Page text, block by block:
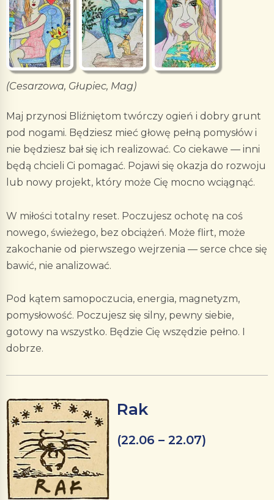
(Cesarzowa, Głupiec, Mag)
Maj przynosi Bliźniętom twórczy ogień i dobry grunt
pod nogami. Będziesz mieć głowę pełną pomysłów i
nie będziesz bał się ich realizować. Co ciekawe — inni
będą chcieli Ci pomagać. Pojawi się okazja do rozwoju
lub nowy projekt, który może Cię mocno wciągnąć.
W miłości totalny reset. Poczujesz ochotę na coś
nowego, świeżego, bez obciążeń. Może flirt, może
zakochanie od pierwszego wejrzenia — serce chce się
bawić, nie analizować.
Pod kątem samopoczucia, energia, magnetyzm,
pomysłowość. Poczujesz się silny, pewny siebie,
gotowy na wszystko. Będzie Cię wszędzie pełno. I
dobrze.
Rak
(22.06 – 22.07)